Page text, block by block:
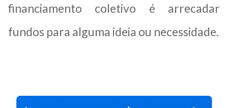
financiamento coletivo é arrecadar
fundos para alguma ideia ou necessidade.